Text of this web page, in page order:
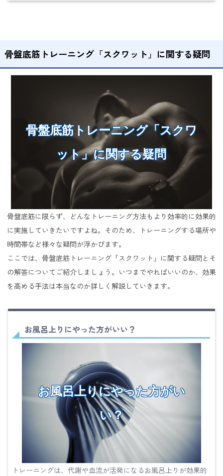
骨盤底筋トレーニング「スクワット」に関する疑問
骨盤底筋トレーニング「スクワ
ット」に関する疑問
骨盤底筋に限らず、どんなトレーニング方法もより効率的に効果的
に実施していきたいですよね。そのため、トレーニングする場所や
時間帯など様々な疑問が浮かびます。
ここでは、骨盤底筋トレーニング「スクワット」に関する疑問とそ
の解答についてご紹介しましょう。いつまでやればいいのか、効果
を高める手法は本当なのか詳しく解説していきます。
お風呂上りにやった方がいい？
お風呂上りにやった方がい
い？
トレーニングは、代謝や血流が活発になるお風呂上りが効果的